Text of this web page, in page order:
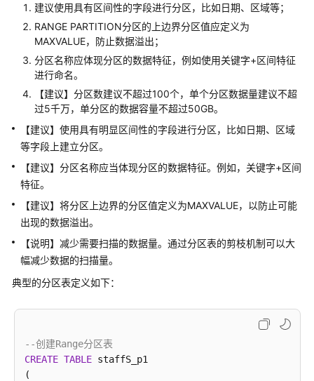
南
（分
布
_V2.0-
10.x）
开
发
指
南
中
式
_V2.0-
10.x）
发
布
式
建议使用具有区间性的字段进行分区，比如日期、区域等；
RANGE PARTITION分区的上边界分区值应定义为
MAXVALUE，防止数据溢出；
分区名称应体现分区的数据特征，例如使用关键字+区间特征
进行命名。
【建议】分区数建议不超过100个，单个分区数据量建议不超
过5千万，单分区的数据容量不超过50GB。
【建议】使用具有明显区间性的字段进行分区，比如日期、区域
等字段上建立分区。
【建议】分区名称应当体现分区的数据特征。例如，关键字+区间
特征。
【建议】将分区上边界的分区值定义为MAXVALUE，以防止可能
出现的数据溢出。
【说明】减少需要扫描的数据量。通过分区表的剪枝机制可以大
幅减少数据的扫描量。
典型的分区表定义如下：
--创建Range分区表
CREATE TABLE staffS_p1
(